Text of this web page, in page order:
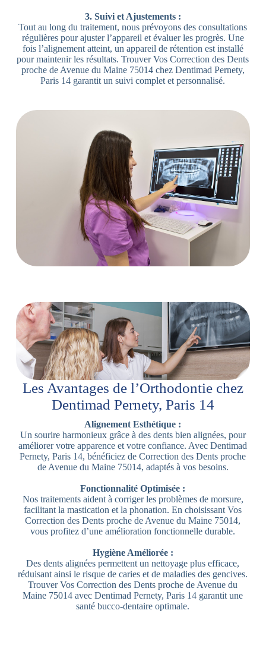
3. Suivi et Ajustements :
Tout au long du traitement, nous prévoyons des consultations
régulières pour ajuster l’appareil et évaluer les progrès. Une
fois l’alignement atteint, un appareil de rétention est installé
pour maintenir les résultats. Trouver Vos Correction des Dents
proche de Avenue du Maine 75014 chez Dentimad Pernety,
Paris 14 garantit un suivi complet et personnalisé.
Les Avantages de l’Orthodontie chez
Dentimad Pernety, Paris 14
Alignement Esthétique :
Un sourire harmonieux grâce à des dents bien alignées, pour
améliorer votre apparence et votre confiance. Avec Dentimad
Pernety, Paris 14, bénéficiez de Correction des Dents proche
de Avenue du Maine 75014, adaptés à vos besoins.
Fonctionnalité Optimisée :
Nos traitements aident à corriger les problèmes de morsure,
facilitant la mastication et la phonation. En choisissant Vos
Correction des Dents proche de Avenue du Maine 75014,
vous profitez d’une amélioration fonctionnelle durable.
Hygiène Améliorée :
Des dents alignées permettent un nettoyage plus efficace,
réduisant ainsi le risque de caries et de maladies des gencives.
Trouver Vos Correction des Dents proche de Avenue du
Maine 75014 avec Dentimad Pernety, Paris 14 garantit une
santé bucco-dentaire optimale.